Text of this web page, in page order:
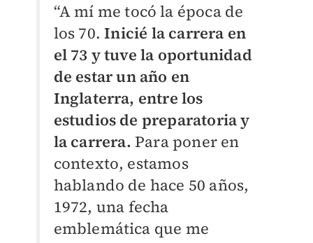
“A mí me tocó la época de
los 70.Inicié la carrera en
el 73 y tuve la oportunidad
de estar un año en
Inglaterra, entre los
estudios de preparatoria y
la carrera. Para poner en
contexto, estamos
hablando de hace 50 años,
1972, una fecha
emblemática que me